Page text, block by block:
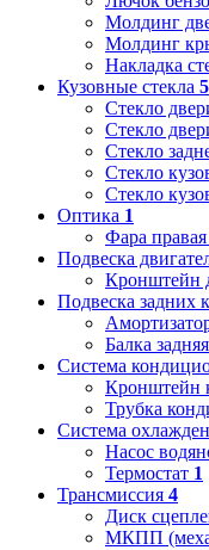
Молдинг
Молдинг
Накладка
Кузовные стекла 5
Стекло
Стекло
Стекло
Стекло
Стекло
Оптика 1
Фара правая
Подвеска
Кронштейн
Подвеска задних
Балка задняя
Система
Кронштейн
Трубка
Система
Насос
Термостат 1
Трансмиссия 4
Диск
МКПП